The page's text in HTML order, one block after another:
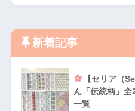
新着記事
【セリア（
ん「伝統柄」
一覧